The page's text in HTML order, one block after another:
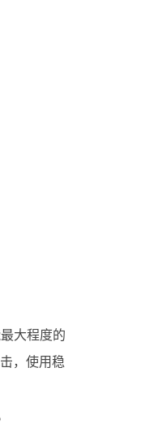
大程度的
，使用稳